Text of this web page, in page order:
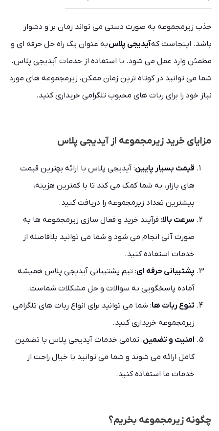
جذب زیرمجموعه به صورت دستی می تواند زمان بر و دشوار
باشد. اینجاست کهآیدیجی پلاسبه عنوان یک راه حل حرفه ای و
مطمئن وارد عمل می شود. با استفاده از خدمات آیدیجی پلاس،
شما می توانید در کوتاه ترین زمان ممکن، زیرمجموعه های مورد
نیاز خود را برای ربات های محبوب تلگرامی خریداری کنید.
مزایای خرید زیرمجموعه از آیدیجی پلاس
قیمت بسیار پایین: آیدیجی پلاس با ارائه بهترین قیمت
های بازار، به شما کمک می کند تا با کمترین هزینه،
بیشترین تعداد زیرمجموعه را دریافت کنید.
سرعت بالا: فرآیند خرید و فعال سازی زیرمجموعه ها به
صورت آنی انجام می شود و شما می توانید بلافاصله از
خدمات استفاده کنید.
پشتیبانی حرفه ای: تیم پشتیبانی آیدیجی پلاس همیشه
آماده پاسخگویی به سوالات و حل مشکلات شماست.
تنوع ربات ها: شما می توانید برای انواع ربات های تلگرامی
زیرمجموعه خریداری کنید.
امنیت و تضمین: تمامی خدمات آیدیجی پلاس با تضمین
کامل ارائه می شوند و شما می توانید با خیال راحت از
خدمات ما استفاده کنید.
چگونه زیرمجموعه بخریم؟